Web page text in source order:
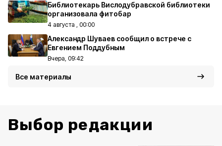
Библиотекарь Вислодубравской библиотеки
организовала фитобар
4 августа , 00:00
Александр Шуваев сообщил о встрече с
Евгением Поддубным
Вчера, 09:42
Все материалы
Выбор редакции